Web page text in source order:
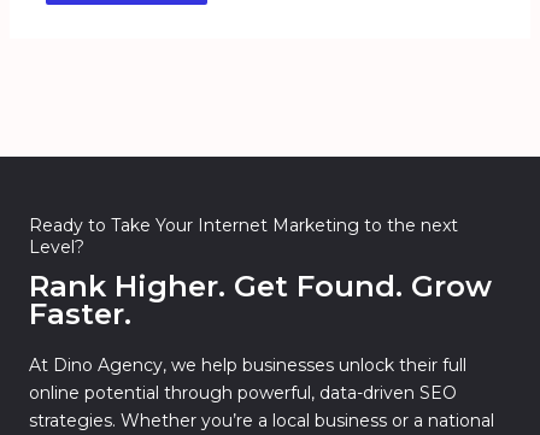
Ready to Take Your Internet Marketing to the next
Level?
Rank Higher. Get Found. Grow
Faster.
At Dino Agency, we help businesses unlock their full
online potential through powerful, data-driven SEO
strategies. Whether you’re a local business or a national